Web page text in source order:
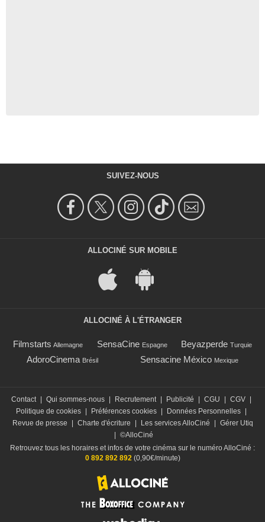
SUIVEZ-NOUS
ALLOCINÉ SUR MOBILE
ALLOCINÉ À L'ÉTRANGER
Filmstarts Allemagne SensaCine Espagne Beyazperde Turquie
AdoroCinema Brésil Sensacine México Mexique
Contact Qui sommes-nous Recrutement Publicité CGU CGV
Politique de cookies
Préférences cookies Données Personnelles
Revue de presse
Charte d'écriture Les services AlloCiné
Gérer Utiq
©AlloCiné
Retrouvez tous les horaires et infos de votre cinéma sur le numéro AlloCiné :
0 892 892 892(0,90€/minute)